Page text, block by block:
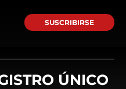
SUSCRIBIRSE
ÚNICO